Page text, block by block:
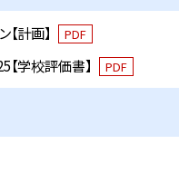
計画】 PDF
学校評価書】 PDF